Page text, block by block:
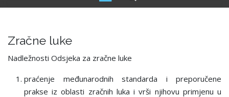
Zračne luke
Nadležnosti Odsjeka za zračne luke
praćenje međunarodnih standarda i preporučene
prakse iz oblasti zračnih luka i vrši njihovu primjenu u